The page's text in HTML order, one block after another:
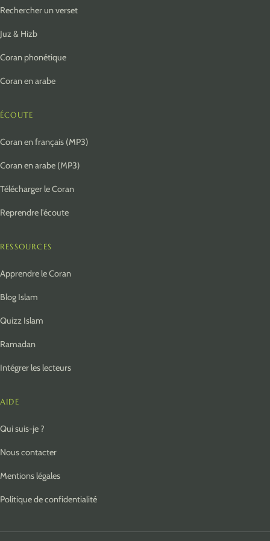
page
Bienvenue sur Le-Coran.com ! Si vous aussi vous
souhaitez contribuer au futur de Le-Coran.com,
Nicolas Delmouly - Développeur web
Charity Connect · TESSY BZH · ENERGIEDIN
Rechercher un verset
Juz & Hizb
Coran phonétique
Coran en arabe
ÉCOUTE
Coran en français (MP3)
Coran en arabe (MP3)
Télécharger le Coran
Reprendre l'écoute
RESSOURCES
Apprendre le Coran
Blog Islam
Quizz Islam
Ramadan
Intégrer les lecteurs
AIDE
Qui suis-je ?
Nous contacter
Mentions légales
Politique de confidentialité